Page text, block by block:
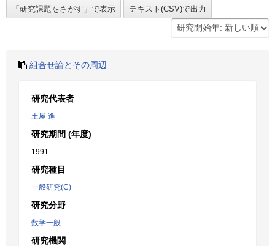
組合せ論とその周辺
研究代表者
土屋 進
研究期間 (年度)
1991
研究種目
一般研究(C)
研究分野
数学一般
研究機関